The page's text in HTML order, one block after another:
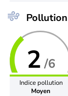
2 /6
Indice pollution
Moyen